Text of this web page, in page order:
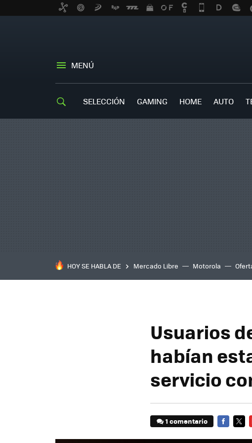
MENÚ
SELECCIÓN GAMING HOME AUTO
HOY SE HABLA DE Mercado Libre Motorola
Usuarios
habían
servicio
1 comentario